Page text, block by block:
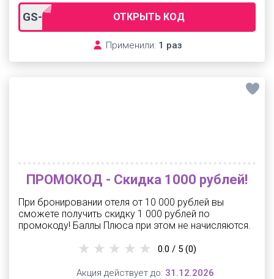
GS-ALL1500 ОТКРЫТЬ КОД
Применили: 1 раз
ПРОМОКОД - Скидка 1000 рублей!
При бронировании отеля от 10 000 рублей вы
сможете получить скидку 1 000 рублей по
промокоду! Баллы Плюса при этом не начисляются.
0.0 / 5 (0)
Акция действует до: 31.12.2026